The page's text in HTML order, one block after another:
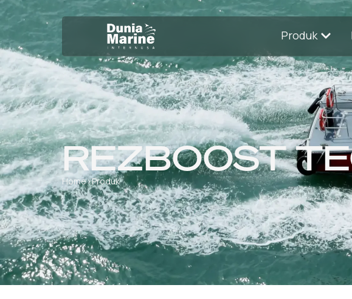
Produk
REZBOOST
Home›Produk